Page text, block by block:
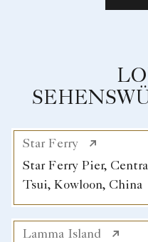
Star Ferry
Star Ferry Pier,
Tsui, Kowloon, China
Lamma Island